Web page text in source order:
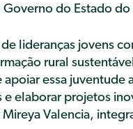
do Estado do
lideranças jovens
rural
essa juventude
elaborar projetos
Valencia,